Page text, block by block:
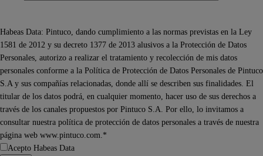
Habeas Data: Pintuco, dando cumplimiento a las normas previstas en la Ley
1581 de 2012 y su decreto 1377 de 2013 alusivos a la Protección de Datos
Personales, autorizo a realizar el tratamiento y recolección de mis datos
personales conforme a la Política de Protección de Datos Personales de Pintuco
S.A y sus compañías relacionadas, donde allí se describen sus finalidades. El
titular de los datos podrá, en cualquier momento, hacer uso de sus derechos a
través de los canales propuestos por Pintuco S.A. Por ello, lo invitamos a
consultar nuestra política de protección de datos personales a través de nuestra
página web www.pintuco.com.*
Acepto Habeas Data